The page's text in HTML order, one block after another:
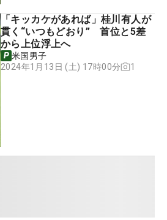
「キッカケがあれば」桂川有人が
貫く“いつもどおり” 首位と5差
から上位浮上へ
米国男子
2024年1月13日 (土) 17時00分
1